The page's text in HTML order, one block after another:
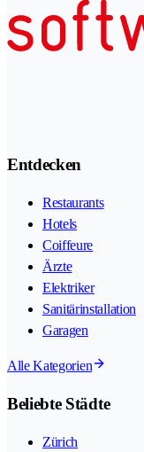
Entdecken
Restaurants
Hotels
Coiffeure
Ärzte
Elektriker
Sanitärinstallation
Garagen
Alle Kategorien
Beliebte Städte
Zürich